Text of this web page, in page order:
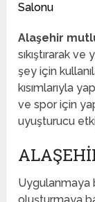
Salonu
Alaşehir
sıkıştırarak
şey için
kısımlarıyla
ve spor için
uyuşturucu
Uygulanmaya